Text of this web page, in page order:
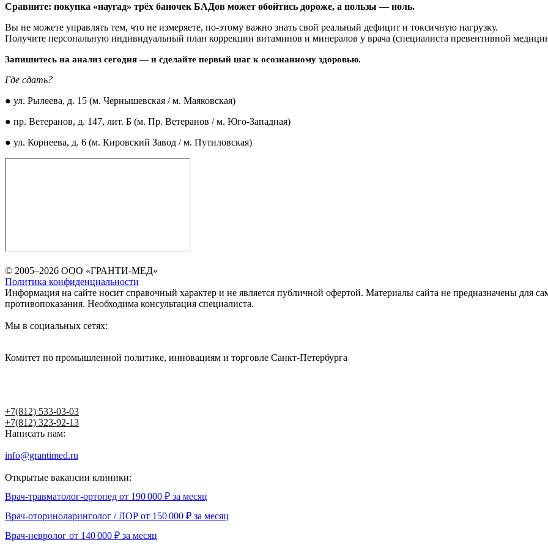
Сравните: покупка «наугад» трёх баночек БАДов может обойтись дороже, а пользы — ноль.
Вы не можете управлять тем, что не измеряете, по-этому важно знать свой реальный дефицит и токсичную нагрузку.
Получите персональную индивидуальный план коррекции витаминов и минералов у врача (специалиста превентивной
Запишитесь на анализ сегодня — и сделайте первый шаг к осознанному здоровью.
Где сдать?
● ул. Рылеева, д. 15 (м. Чернышевская / м. Маяковская)
● пр. Ветеранов, д. 147, лит. Б (м. Пр. Ветеранов / м. Юго-Западная)
● ул. Корнеева, д. 6 (м. Кировский Завод / м. Путиловская)
© 2005–2026 ООО «ГРАНТИ-МЕД»
Политика конфиденциальности
Информация на сайте носит справочный характер и не является публичной офертой. Материалы сайта не предназначены для
противопоказания. Необходима консультация специалиста.
Мы в социальных сетях:
Комитет по промышленной политике, инновациям и торговле Санкт-Петербурга
+7(812) 533-03-03
+7(812) 323-92-13
Написать нам:
info@grantimed.ru
Открытые вакансии клиники:
Врач-травматолог-ортопед от 190 000 ₽ за месяц
Врач-оториноларинголог / ЛОР от 150 000 ₽ за месяц
Врач-невролог от 140 000 ₽ за месяц